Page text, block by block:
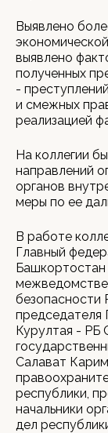
Выявлено
выявлено
полученных
-
и смежных
реализацией
На коллегии
направлений
органов
меры по ее
В работе
Главный
Башкортостан
безопасности
председателя
Курултая - РБ
Салават
республики,
начальники
дел